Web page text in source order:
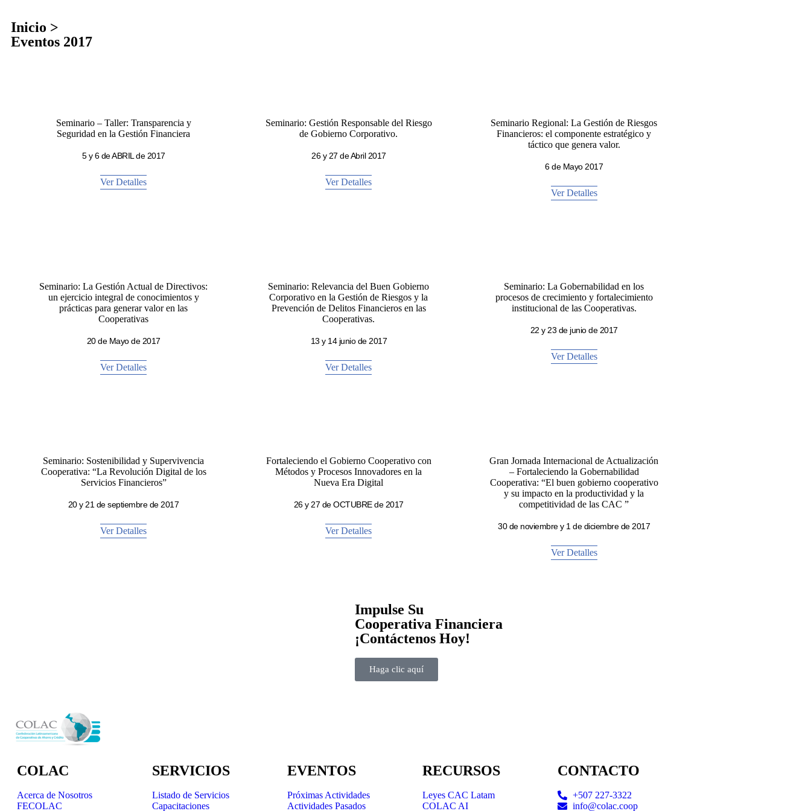
Inicio >
Eventos 2017
Seminario – Taller: Transparencia y
Seguridad en la Gestión Financiera
5 y 6 de ABRIL de 2017
Ver Detalles
Seminario: Gestión Responsable del Riesgo
de Gobierno Corporativo.
26 y 27 de Abril 2017
Ver Detalles
Seminario Regional: La Gestión de Riesgos
Financieros: el componente estratégico y
táctico que genera valor.
6 de Mayo 2017
Ver Detalles
Seminario: La Gestión Actual de Directivos:
un ejercicio integral de conocimientos y
prácticas para generar valor en las
Cooperativas
20 de Mayo de 2017
Ver Detalles
Seminario: Relevancia del Buen Gobierno
Corporativo en la Gestión de Riesgos y la
Prevención de Delitos Financieros en las
Cooperativas.
13 y 14 junio de 2017
Ver Detalles
Seminario: La Gobernabilidad en los
procesos de crecimiento y fortalecimiento
institucional de las Cooperativas.
22 y 23 de junio de 2017
Ver Detalles
Seminario: Sostenibilidad y Supervivencia
Cooperativa: “La Revolución Digital de los
Servicios Financieros”
20 y 21 de septiembre de 2017
Ver Detalles
Fortaleciendo el Gobierno Cooperativo con
Métodos y Procesos Innovadores en la
Nueva Era Digital
26 y 27 de OCTUBRE de 2017
Ver Detalles
Gran Jornada Internacional de Actualización
– Fortaleciendo la Gobernabilidad
Cooperativa: “El buen gobierno cooperativo
y su impacto en la productividad y la
competitividad de las CAC ”
30 de noviembre y 1 de diciembre de 2017
Ver Detalles
Impulse Su
Cooperativa Financiera
¡Contáctenos Hoy!
Haga clic aquí
COLAC
Acerca de Nosotros
FECOLAC
SERVICIOS
Listado de Servicios
Capacitaciones
EVENTOS
Próximas Actividades
Actividades Pasados
RECURSOS
Leyes CAC Latam
COLAC AI
CONTACTO
+507 227-3322
info@colac.coop